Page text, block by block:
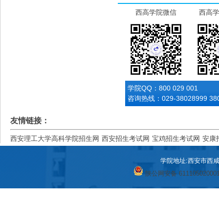
西高学院微信 西高
学院QQ：800 029 001
咨询热线：029-38028999
友情链接：
西安理工大学高科学院招生网 西安招生考试网 宝鸡招生考试网 安康
学院地址:西安市西
陕公网安备